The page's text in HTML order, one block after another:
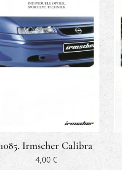
1085. Irmscher Calibra
4,00€